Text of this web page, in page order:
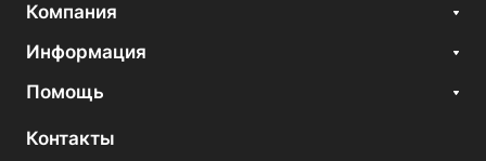
Компания
Информация
Помощь
Контакты